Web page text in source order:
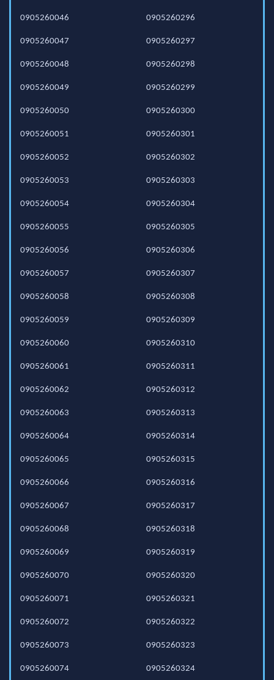
0905260046
0905260047
0905260048
0905260049
0905260050
0905260051
0905260052
0905260053
0905260054
0905260055
0905260056
0905260057
0905260058
0905260059
0905260060
0905260061
0905260062
0905260063
0905260064
0905260065
0905260066
0905260067
0905260068
0905260069
0905260070
0905260071
0905260072
0905260073
0905260074
0905260296
0905260297
0905260298
0905260299
0905260300
0905260301
0905260302
0905260303
0905260304
0905260305
0905260306
0905260307
0905260308
0905260309
0905260310
0905260311
0905260312
0905260313
0905260314
0905260315
0905260316
0905260317
0905260318
0905260319
0905260320
0905260321
0905260322
0905260323
0905260324